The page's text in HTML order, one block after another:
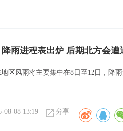
降雨进程表出炉 后期北方会遭
区风雨将主要集中在8日至12日，降
08-08 13:19 分享